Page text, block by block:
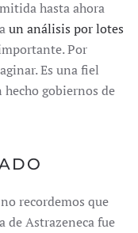
hasta ahora
un análisis por lotes
Por
Es una fiel
gobiernos de
recordemos que
de Astrazeneca fue